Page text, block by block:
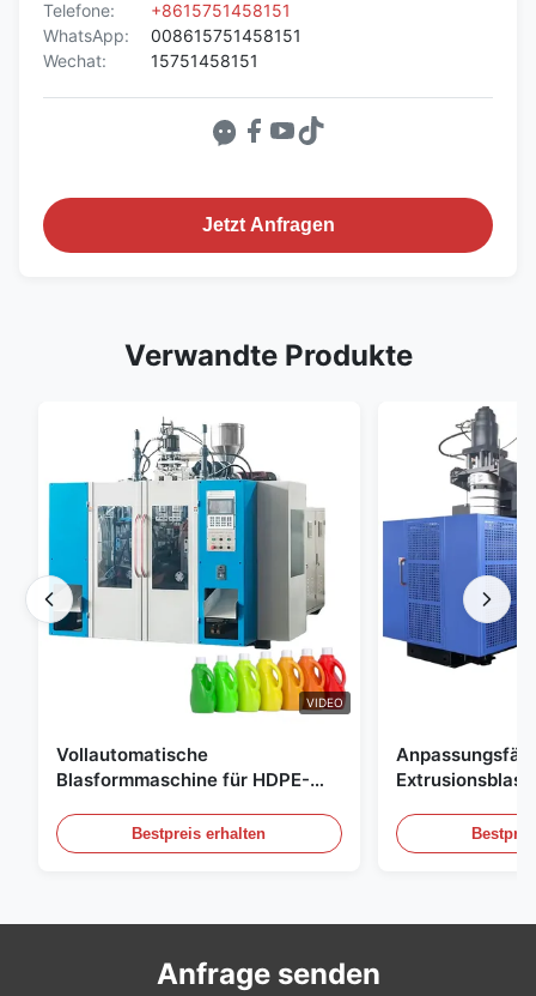
Telefone:
+8615751458151
WhatsApp:
008615751458151
Wechat:
15751458151
Jetzt Anfragen
Verwandte Produkte
VIDEO
Vollautomatische
Blasformmaschine für HDPE-
PE-FlaschenBestpreis erhalten
Blasformgeräte
Anfrage senden